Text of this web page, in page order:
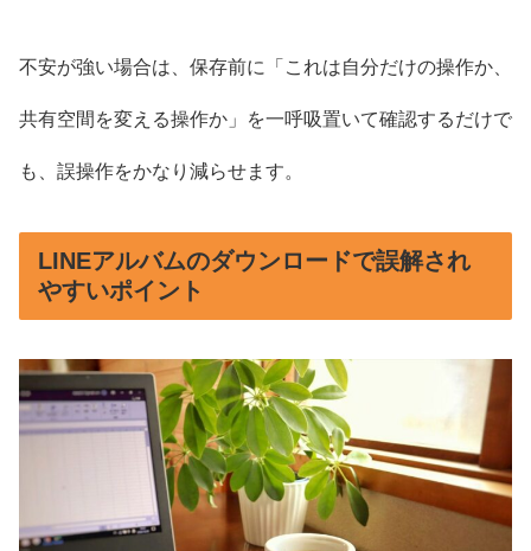
不安が強い場合は、保存前に「これは自分だけの操作か、
共有空間を変える操作か」を一呼吸置いて確認するだけで
も、誤操作をかなり減らせます。
LINEアルバムのダウンロードで誤解され
やすいポイント